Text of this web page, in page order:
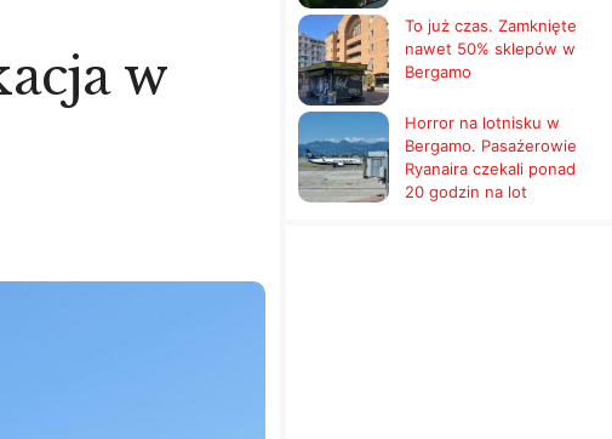
w
To już czas. Zamknięte
nawet 50% sklepów w
Bergamo
Horror na lotnisku w
Bergamo. Pasażerowie
Ryanaira czekali ponad
20 godzin na lot